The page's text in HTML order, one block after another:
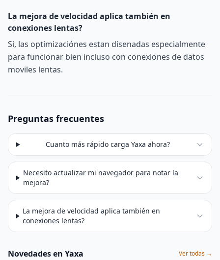
La mejora de velocidad aplica también en
conexiones lentas?
Si, las optimizaciónes estan disenadas especialmente
para funcionar bien incluso con conexiones de datos
moviles lentas.
Preguntas frecuentes
Cuanto más rápido carga Yaxa ahora?
Necesito actualizar mi navegador para notar la
mejora?
La mejora de velocidad aplica también en
conexiones lentas?
Novedades en Yaxa Ver todas →